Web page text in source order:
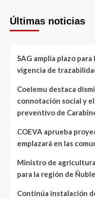
Últimas noticias
SAG amplía plazo
vigencia de
Coelemu destaca
connotación social y
preventivo de
COEVA aprueba
emplazará en las
Ministro de
para la región de Ñuble
Continúa instalación